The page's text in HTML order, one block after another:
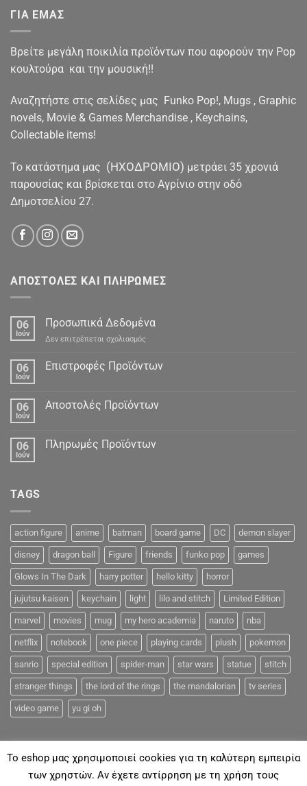
ΓΙΑ ΕΜΑΣ
Βρείτε μεγάλη ποικιλία προϊόντων που αφορούν την Pop
κουλτούρα και την μουσική!!
Αναζητήστε στις σελίδες μας Funko Pop!, Mugs , Graphic
novels, Movie & Games Merchandise , Keychains,
Collectable items!
To κατάστημα μας (ΗΧΟΔΡΟΜΙΟ) μετράει 35 χρονιά
παρουσίας και βρίσκεται στο Αγρίνιο στην οδό
Δημοτσελίου 27.
ΑΠΟΣΤΟΛΕΣ ΚΑΙ ΠΛΗΡΩΜΕΣ
06
Ιούν
Προσωπικά Δεδομένα
Δεν επιτρέπεται σχολιασμός
Δεδομένα
06
Ιούν
Επιστροφές Προϊόντων
06
Ιούν
Αποστολές Προϊόντων
06
Ιούν
Πληρωμές Προϊόντων
TAGS
action figure anime batman board game DC demon slayer
disney dragon ball Figure friends funko pop games
Glows In The Dark harry potter hello kitty horror
jujutsu kaisen keychain light lilo and stitch Limited Edition
marvel movies mug my hero academia naruto nba
netflix notebook one piece playing cards plush pokemon
sanrio special edition spider-man star wars statue stitch
stranger things the lord of the rings the mandalorian tv series
video game yu gi oh
To eshop μας χρησιμοποιεί cookies για τη καλύτερη εμπειρία
των χρηστών. Αν έχετε αντίρρηση με τη χρήση τους